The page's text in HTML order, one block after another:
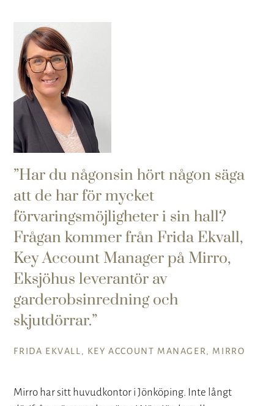
Har du någonsin hört någon säga
att de har för mycket
förvaringsmöjligheter i sin hall?
Frågan kommer från Frida Ekvall,
Key Account Manager på Mirro,
Eksjöhus leverantör av
garderobsinredning och
skjutdörrar.
FRIDA EKVALL, KEY ACCOUNT MANAGER, MIRRO
Mirro har sitt huvudkontor i Jönköping. Inte långt